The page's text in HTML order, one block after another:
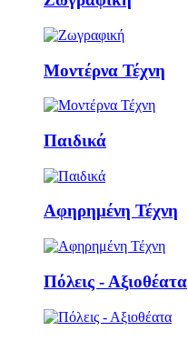
Μοντέρνα Τέχνη
Παιδικά
Αφηρημένη Τέχνη
Πόλεις - Αξιοθέατα